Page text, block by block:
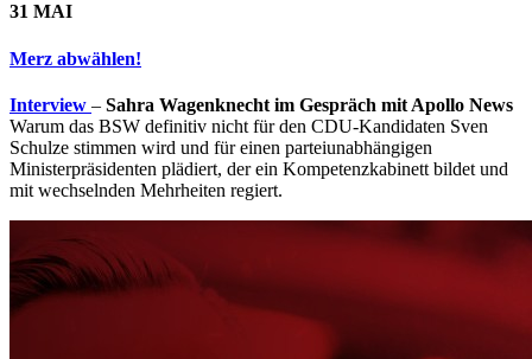
31 MAI
Merz abwählen!
Interview – Sahra Wagenknecht im Gespräch mit Apollo News
Warum das BSW definitiv nicht für den CDU-Kandidaten Sven
Schulze stimmen wird und für einen parteiunabhängigen
Ministerpräsidenten plädiert, der ein Kompetenzkabinett bildet und
mit wechselnden Mehrheiten regiert.